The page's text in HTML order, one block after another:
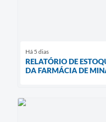
Há 5 dias
RELATÓRIO DE
DA FARMÁCIA DE